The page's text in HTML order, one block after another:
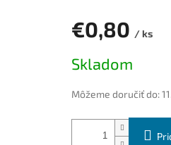
€0,80 / ks
cena:
Skladom
Môžeme doručiť do: